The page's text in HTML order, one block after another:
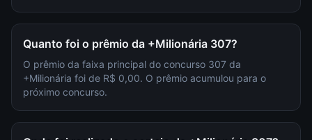
Quanto foi o prêmio da +Milionária 307?
O prêmio da faixa principal do concurso 307 da
+Milionária foi de R$ 0,00. O prêmio acumulou para o
próximo concurso.